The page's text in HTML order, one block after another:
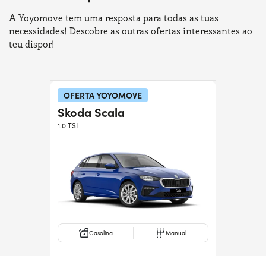
Precisa de ajuda?
A Yoyomove tem uma resposta para todas as tuas
necessidades! Descobre as outras ofertas interessantes ao
teu dispor!
OFERTA YOYOMOVE
Skoda Scala
1.0 TSI
Gasolina Manual